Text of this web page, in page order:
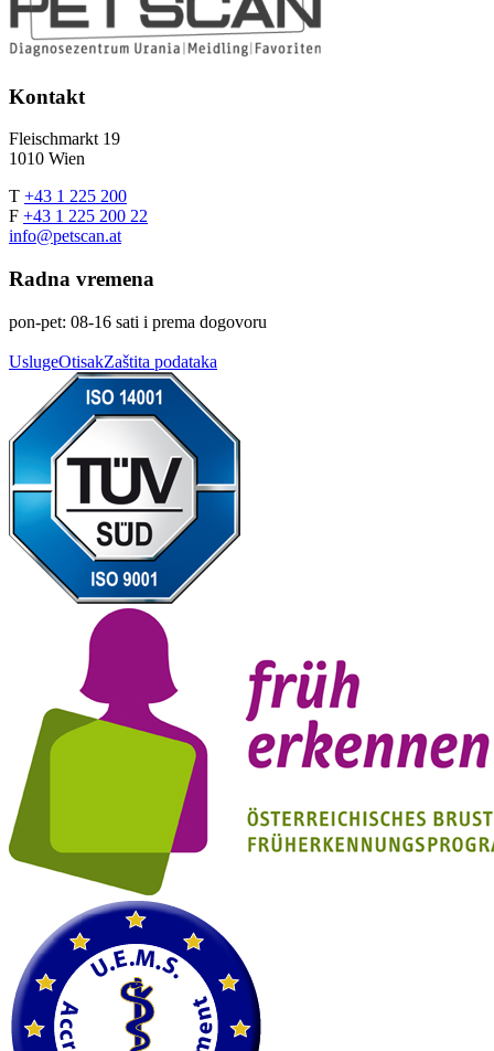
Kontakt
Fleischmarkt 19
1010 Wien
T +43 1 225 200
F +43 1 225 200 22
info@petscan.at
Radna vremena
pon-pet: 08-16 sati i prema dogovoru
UslugeOtisakZaštita podataka